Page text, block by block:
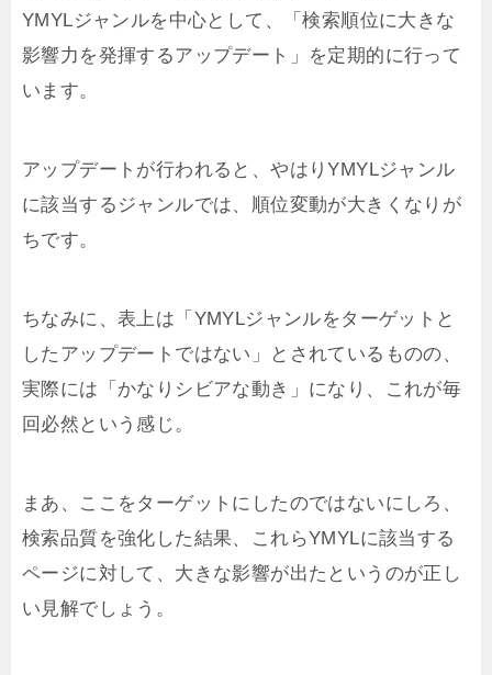
YMYLジャンルを中心として、「検索順位に大きな
影響力を発揮するアップデート」を定期的に行って
います。
アップデートが行われると、やはりYMYLジャンル
に該当するジャンルでは、順位変動が大きくなりが
ちです。
ちなみに、表上は「YMYLジャンルをターゲットと
したアップデートではない」とされているものの、
実際には「かなりシビアな動き」になり、これが毎
回必然という感じ。
まあ、ここをターゲットにしたのではないにしろ、
検索品質を強化した結果、これらYMYLに該当する
ページに対して、大きな影響が出たというのが正し
い見解でしょう。